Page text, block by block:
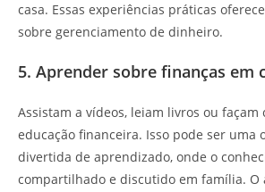
casa. Essas experiências práticas
sobre gerenciamento de dinheiro.
5. Aprender sobre finanças em
Assistam a vídeos, leiam livros ou
educação financeira. Isso pode ser uma
divertida de aprendizado, onde o
compartilhado e discutido em família. O